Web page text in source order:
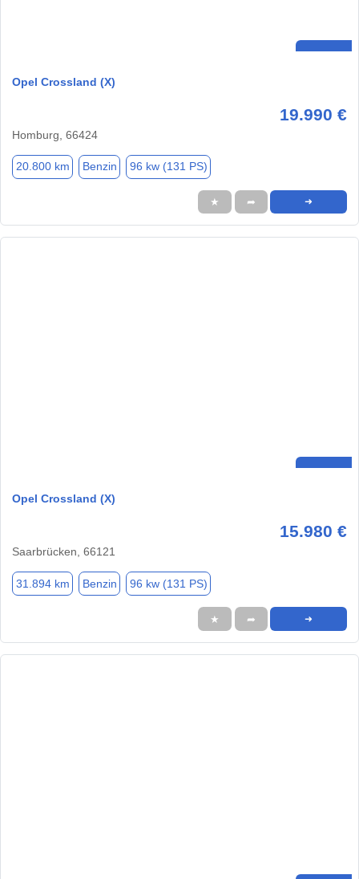
Opel Crossland (X)
19.990 €
Homburg, 66424
20.800 km Benzin 96 kw (131 PS)
★ ➦ ➜
Opel Crossland (X)
15.980 €
Saarbrücken, 66121
31.894 km Benzin 96 kw (131 PS)
★ ➦ ➜